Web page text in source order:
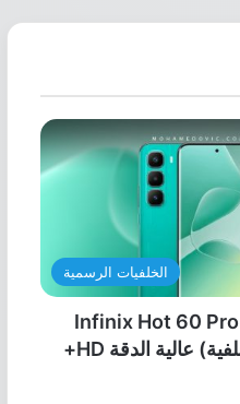
الخلفيات الرسمية
تحميل خلفيات Infinix Hot 60 Pro